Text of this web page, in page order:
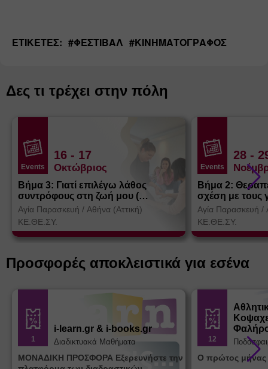
ΕΤΙΚΈΤΕΣ: #ΦΕΣΤΙΒΆΛ #ΚΙΝΗΜΑΤΟΓΡΆΦΟΣ
Δες τι τρέχει στην πόλη
Events
16 - 17
Οκτώβριος
Βήμα 3: Γιατί επιλέγω λάθος
συντρόφους στη ζωή μου (
Θεσσαλονίκη)
Αγία Παρασκευή / Αθήνα (Αττική)
ΚΕ.ΘΕ.ΣΥ.
Events
28 -
Βήμα 2:
σχέση με τους
Αγία Παρασκευή /
ΚΕ.ΘΕ.ΣΥ.
Προσφορές αποκλειστικά για εσένα
1
i-learn.gr & i-books.gr
Διαδικτυακά Μαθήματα
ΜΟΝΑΔΙΚΗ ΠΡΟΣΦΟΡΑ Εξερευνήστε την
12
Ο πρώτος